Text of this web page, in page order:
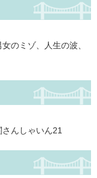
のミゾ、人生の波、
んしゃいん21